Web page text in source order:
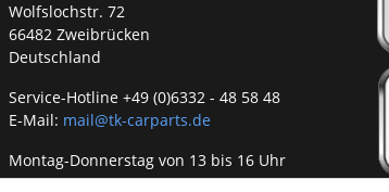
Wolfslochstr. 72
66482 Zweibrücken
Deutschland
Service-Hotline +49 (0)6332 - 48 58 48
E-Mail: mail@tk-carparts.de
Montag-Donnerstag von 13 bis 16 Uhr